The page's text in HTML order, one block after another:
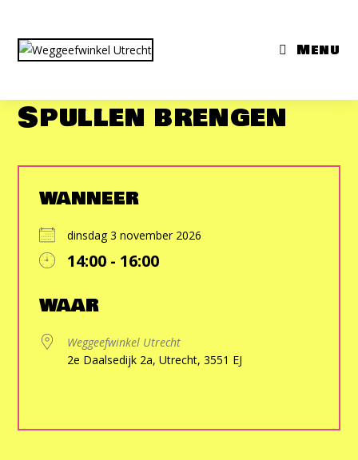
inhoud
Menu
Spullen brengen
WANNEER
dinsdag 3 november 2026
14:00 - 16:00
WAAR
Weggeefwinkel Utrecht
2e Daalsedijk 2a, Utrecht, 3551 EJ